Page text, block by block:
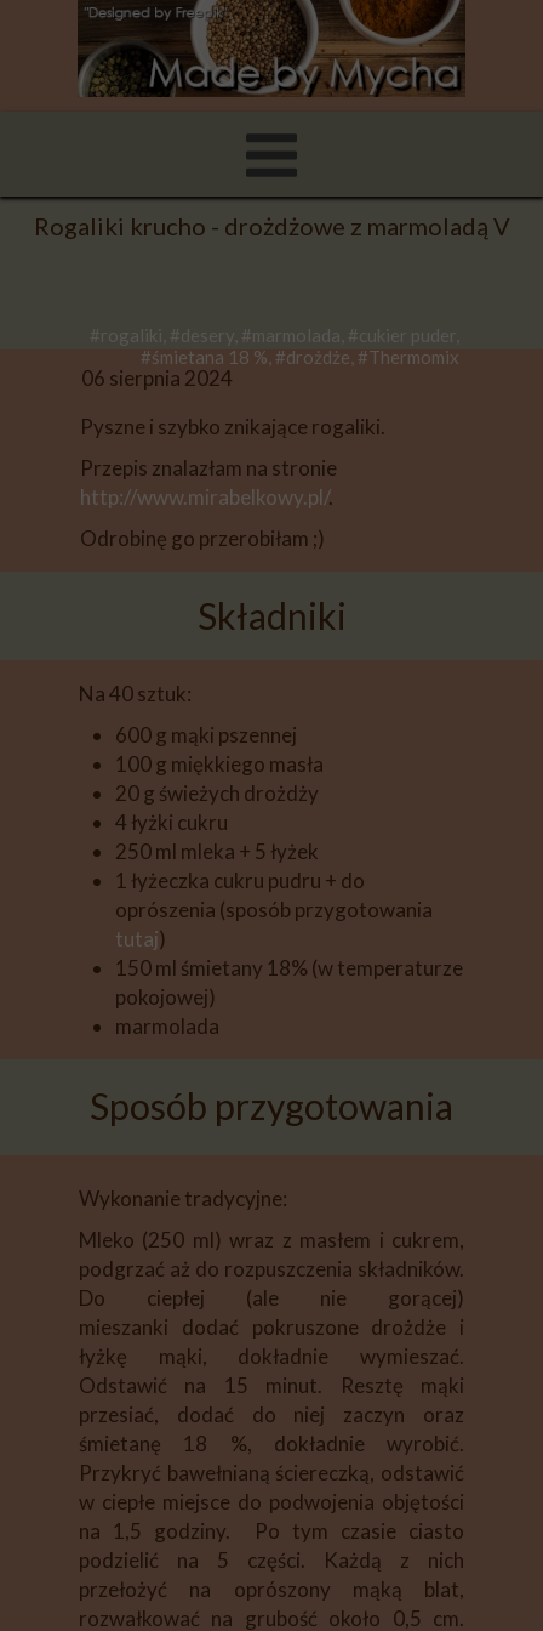
#rogaliki, #desery, #marmolada, #cukier puder,
#śmietana 18 %, #drożdże, #Thermomix
06 sierpnia 2024
Rogaliki krucho - drożdżowe z marmoladą V
Pyszne i szybko znikające rogaliki.
Przepis znalazłam na stronie
http://www.mirabelkowy.pl/.
Odrobinę go przerobiłam ;)
Składniki
Na 40 sztuk:
600 g mąki pszennej
100 g miękkiego masła
20 g świeżych drożdży
4 łyżki cukru
250 ml mleka + 5 łyżek
1 łyżeczka cukru pudru + do
oprószenia (sposób przygotowania
tutaj)
150 ml śmietany 18% (w temperaturze
pokojowej)
marmolada
Sposób przygotowania
Wykonanie tradycyjne:
Mleko (250 ml) wraz z masłem i cukrem,
podgrzać aż do rozpuszczenia składników.
Do ciepłej (ale nie gorącej)
mieszanki dodać pokruszone drożdże i
łyżkę mąki, dokładnie wymieszać.
Odstawić na 15 minut. Resztę mąki
przesiać, dodać do niej zaczyn oraz
śmietanę 18 %, dokładnie wyrobić.
Przykryć bawełnianą ściereczką, odstawić
w ciepłe miejsce do podwojenia objętości
na 1,5 godziny. Po tym czasie ciasto
podzielić na 5 części. Każdą z nich
przełożyć na oprószony mąką blat,
rozwałkować na grubość około 0,5 cm.